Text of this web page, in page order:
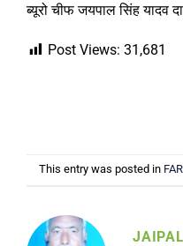
ब्यूरो चीफ जयपाल सिंह यादव
Post Views: 31,681
This entry was posted in